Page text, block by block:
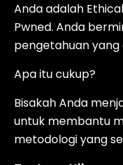
Anda adalah
Pwned. Anda
pengetahuan
Apa itu cukup?
Bisakah Anda
untuk membantu
metodologi yang